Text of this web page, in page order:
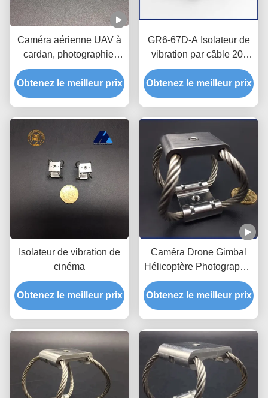
Caméra aérienne UAV à
cardan, photographie,
Drone, tournage, isolation
des chocs et des
vibrations, série GR1,
Obtenez le meilleur prix
GR6-67D-A Isolateur de
vibration par câble 20-
47N Isolation à 90% de
charge
Obtenez le meilleur prix
Isolateur de vibration de
cinéma
Obtenez le meilleur prix
Caméra Drone Gimbal
Hélicoptère Photographie
aérienne GR6-142D-A
Caméra Isolateur de
vibrations Isolateur de
Obtenez le meilleur prix